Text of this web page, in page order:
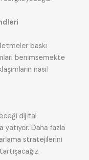
baskı
benimsemekte
nasıl
dijital
Daha fazla
stratejilerini